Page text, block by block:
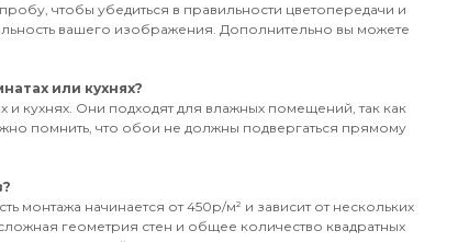
чтобы убедиться в правильности цветопередачи и
вашего изображения. Дополнительно вы можете
или кухнях?
кухнях. Они подходят для влажных помещений, так как
помнить, что обои не должны подвергаться прямому
монтажа начинается от 450р/м² и зависит от нескольких
геометрия стен и общее количество квадратных